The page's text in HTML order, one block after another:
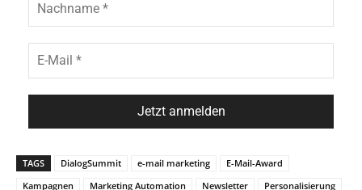
TAGS DialogSummit e-mail marketing
E-Mail-Award
Kampagnen
Marketing Automation Newsletter Personalisierung